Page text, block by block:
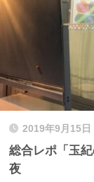
2019年9月15日
総合レポ「玉
夜